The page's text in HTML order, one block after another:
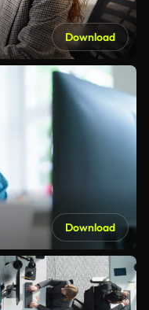
Download
Download